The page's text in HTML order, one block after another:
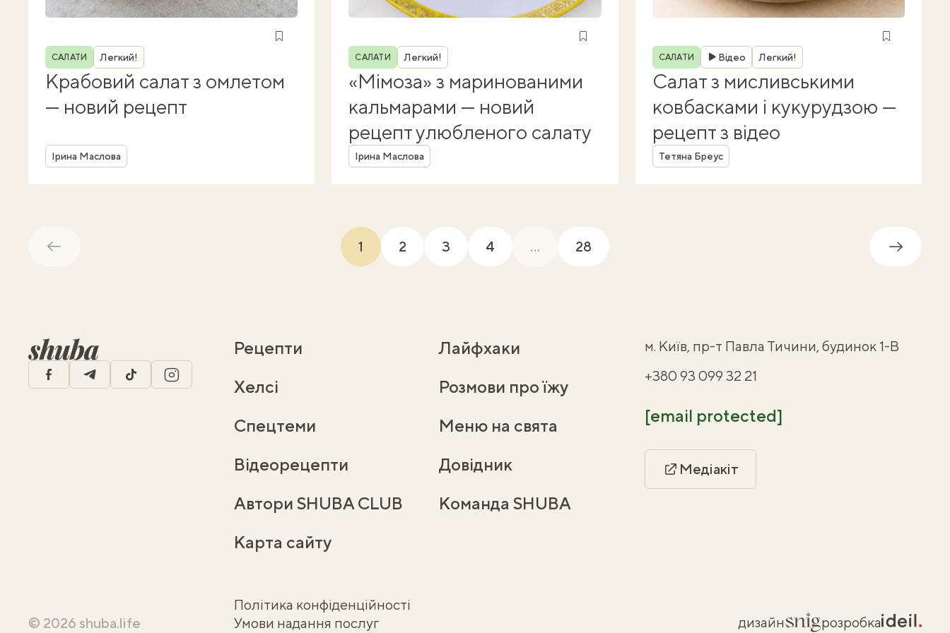
Рубрика
САЛАТИ Легкий!
Крабовий салат з омлетом
— новий рецепт
Автор
Ірина Маслова
Рубрика
САЛАТИ Легкий!
«Мімоза» з маринованими
кальмарами — новий
рецепт улюбленого салату
Автор
Ірина Маслова
Рубрика
САЛАТИ Відео Легкий!
Салат з мисливськими
ковбасками і кукурудзою —
рецепт з відео
Автор
Тетяна Бреус
Назад 1(current)
2 3 4 ... 28 Далі
facebooktelegramtiktok instagram
Рецепти
Лайфхаки
Хелсі
Розмови про їжу
Спецтеми
Меню на свята
Відеорецепти
Довідник
Автори SHUBA CLUB
Команда SHUBA
Карта сайту
м. Київ, пр-т Павла Тичини, будинок 1-В
+380 93 099 32 21
[email protected]
Медіакіт
© 2026 shuba.life
Політика конфіденційності
Умови надання послуг
дизайн розробка